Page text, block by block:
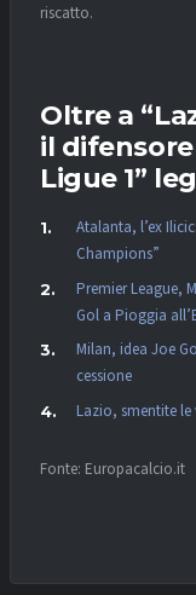
riscatto.
Oltre a
il
Ligue 1”
Atalanta, l’ex
Champions”
Premier League,
Gol a Pioggia
Milan, idea Joe
cessione
Lazio, smentite le
Fonte: Europacalcio.it